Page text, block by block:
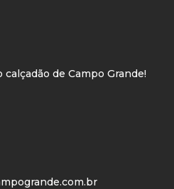
de Campo Grande!